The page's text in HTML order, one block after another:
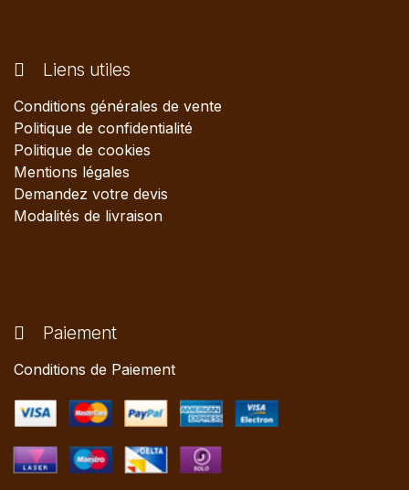
Liens utiles
Conditions générales de vente
Politique de confidentialité
Politique de cookies
Mentions légales
Demandez votre devis
Modalités de livraison
Paiement
Conditions de Paiement